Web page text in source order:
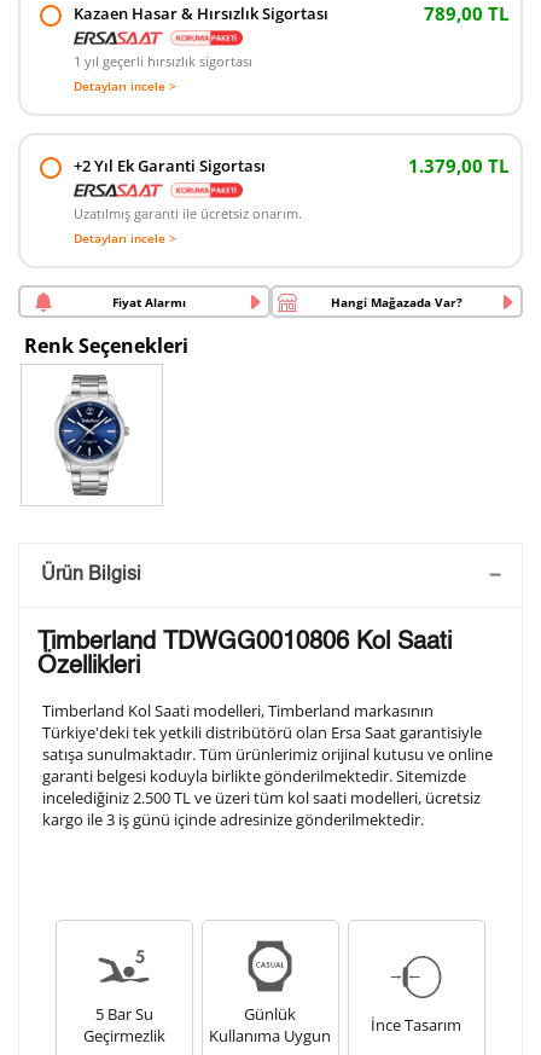
Kazaen Hasar & Hırsızlık Sigortası 789,00 TL
1 yıl geçerli hırsızlık sigortası
Detayları incele >
+2 Yıl Ek Garanti Sigortası 1.379,00 TL
Uzatılmış garanti ile ücretsiz onarım.
Detayları incele >
Fiyat Alarmı Hangi Mağazada Var?
Renk Seçenekleri
Saatini Kişiselleştir
arka kapağına gravür tekniği ile formda belirtmiş
olduğunuz şekilde işlenecektir.
1. Satır
10/ 10
2. Satır
10/ 10
Lütfen font seçiniz
Ürün Bilgisi
Timberland TDWGG0010806 Kol Saati
Özellikleri
Timberland Kol Saati modelleri, Timberland markasının
Türkiye'deki tek yetkili distribütörü olan Ersa Saat garantisiyle
satışa sunulmaktadır. Tüm ürünlerimiz orijinal kutusu ve online
garanti belgesi koduyla birlikte gönderilmektedir. Sitemizde
incelediğiniz 2.500 TL ve üzeri tüm kol saati modelleri, ücretsiz
kargo ile 3 iş günü içinde adresinize gönderilmektedir.
5 Bar Su
Geçirmezlik
Günlük
Kullanıma Uygun
İnce Tasarım